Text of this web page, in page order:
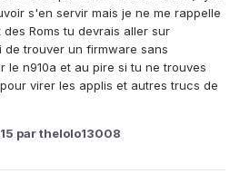
s'en servir mais je ne me rappelle
Roms tu devrais aller sur
trouver un firmware sans
le n910a et au pire si tu ne trouves
virer les applis et autres trucs de
par thelolo13008